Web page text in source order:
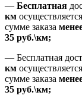
— Бесплатная
км осуществляется
сумме заказа
35 руб.\км;
— Бесплатная
км осуществляется
сумме заказа
35 руб.\км;